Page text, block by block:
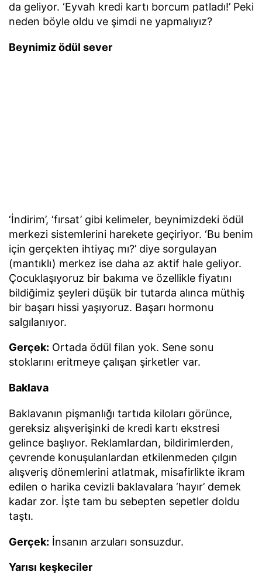
da geliyor. ‘Eyvah kredi kartı borcum patladı!’ Peki
neden böyle oldu ve şimdi ne yapmalıyız?
Beynimiz ödül sever
‘İndirim’, ‘fırsat’ gibi kelimeler, beynimizdeki ödül
merkezi sistemlerini harekete geçiriyor. ‘Bu benim
için gerçekten ihtiyaç mı?’ diye sorgulayan
(mantıklı) merkez ise daha az aktif hale geliyor.
Çocuklaşıyoruz bir bakıma ve özellikle fiyatını
bildiğimiz şeyleri düşük bir tutarda alınca müthiş
bir başarı hissi yaşıyoruz. Başarı hormonu
salgılanıyor.
Gerçek: Ortada ödül filan yok. Sene sonu
stoklarını eritmeye çalışan şirketler var.
Baklava
Baklavanın pişmanlığı tartıda kiloları görünce,
gereksiz alışverişinki de kredi kartı ekstresi
gelince başlıyor. Reklamlardan, bildirimlerden,
çevrende konuşulanlardan etkilenmeden çılgın
alışveriş dönemlerini atlatmak, misafirlikte ikram
edilen o harika cevizli baklavalara ‘hayır’ demek
kadar zor. İşte tam bu sebepten sepetler doldu
taştı.
Gerçek: İnsanın arzuları sonsuzdur.
Yarısı keşkeciler